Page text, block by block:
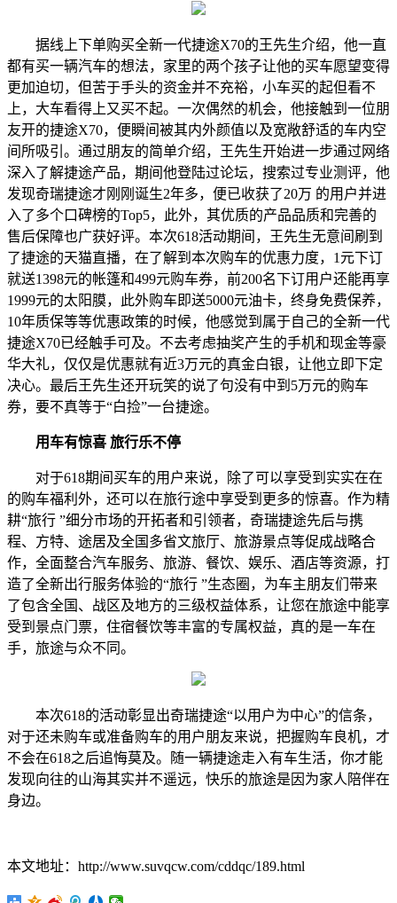
据线上下单购买全新一代捷途X70的王先生介绍，他一直
都有买一辆汽车的想法，家里的两个孩子让他的买车愿望变得
更加迫切，但苦于手头的资金并不充裕，小车买的起但看不
上，大车看得上又买不起。一次偶然的机会，他接触到一位朋
友开的捷途X70，便瞬间被其内外颜值以及宽敞舒适的车内空
间所吸引。通过朋友的简单介绍，王先生开始进一步通过网络
深入了解捷途产品，期间他登陆过论坛，搜索过专业测评，他
发现奇瑞捷途才刚刚诞生2年多，便已收获了20万 的用户并进
入了多个口碑榜的Top5，此外，其优质的产品品质和完善的
售后保障也广获好评。本次618活动期间，王先生无意间刷到
了捷途的天猫直播，在了解到本次购车的优惠力度，1元下订
就送1398元的帐篷和499元购车券，前200名下订用户还能再享
1999元的太阳膜，此外购车即送5000元油卡，终身免费保养，
10年质保等等优惠政策的时候，他感觉到属于自己的全新一代
捷途X70已经触手可及。不去考虑抽奖产生的手机和现金等豪
华大礼，仅仅是优惠就有近3万元的真金白银，让他立即下定
决心。最后王先生还开玩笑的说了句没有中到5万元的购车
券，要不真等于“白捡”一台捷途。
用车有惊喜 旅行乐不停
对于618期间买车的用户来说，除了可以享受到实实在在
的购车福利外，还可以在旅行途中享受到更多的惊喜。作为精
耕“旅行 ”细分市场的开拓者和引领者，奇瑞捷途先后与携
程、方特、途居及全国多省文旅厅、旅游景点等促成战略合
作，全面整合汽车服务、旅游、餐饮、娱乐、酒店等资源，打
造了全新出行服务体验的“旅行 ”生态圈，为车主朋友们带来
了包含全国、战区及地方的三级权益体系，让您在旅途中能享
受到景点门票，住宿餐饮等丰富的专属权益，真的是一车在
手，旅途与众不同。
本次618的活动彰显出奇瑞捷途“以用户为中心”的信条，
对于还未购车或准备购车的用户朋友来说，把握购车良机，才
不会在618之后追悔莫及。随一辆捷途走入有车生活，你才能
发现向往的山海其实并不遥远，快乐的旅途是因为家人陪伴在
身边。
本文地址：http://www.suvqcw.com/cddqc/189.html